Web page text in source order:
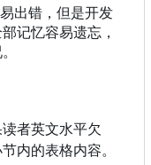
出错，但是开发
记忆容易遗忘，
者英文水平欠
内的表格内容。